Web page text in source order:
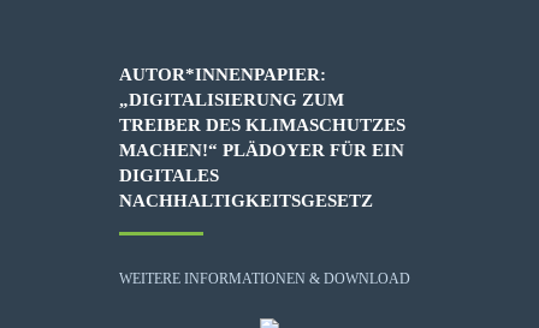
AUTOR*INNENPAPIER:
„DIGITALISIERUNG ZUM
TREIBER DES KLIMASCHUTZES
MACHEN!“ PLÄDOYER FÜR EIN
DIGITALES
NACHHALTIGKEITSGESETZ
WEITERE INFORMATIONEN & DOWNLOAD